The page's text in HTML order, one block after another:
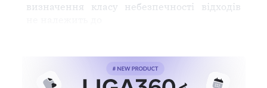
визначення класу небезпечності відходів